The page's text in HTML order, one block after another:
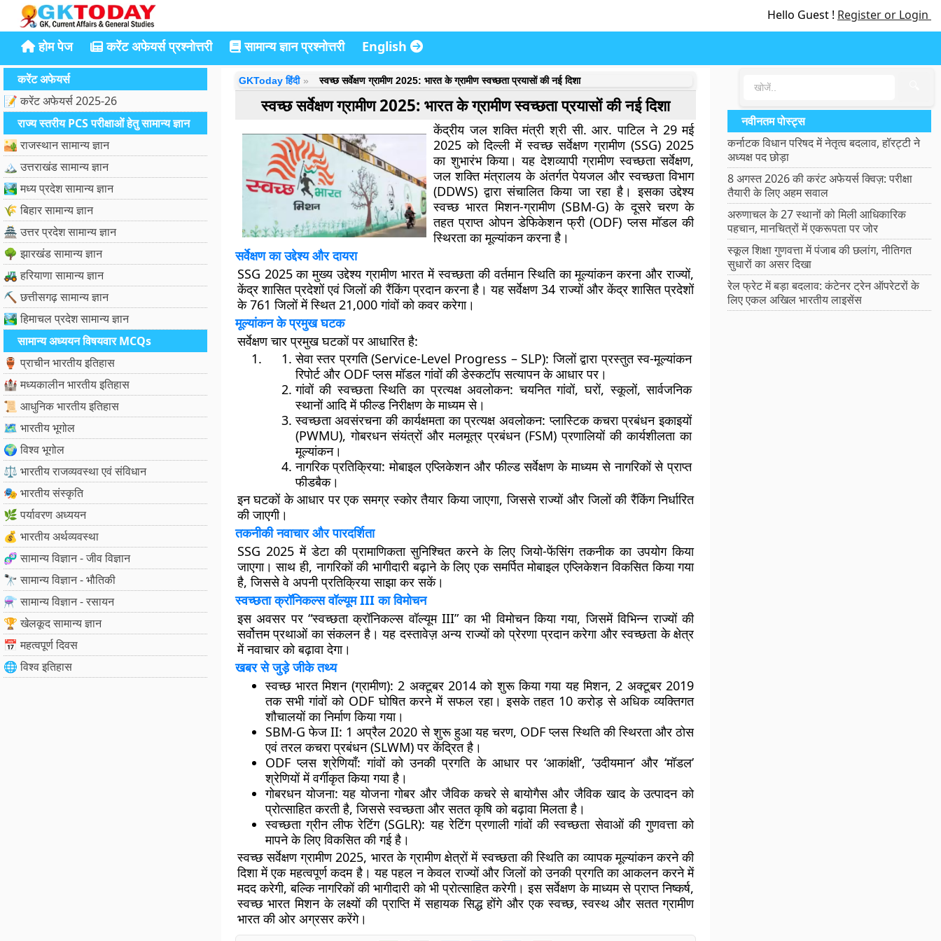
Hello Guest ! Register or Login
होम पेज करेंट अफेयर्स प्रश्नोत्तरी सामान्य ज्ञान प्रश्नोत्तरी English
करेंट अफेयर्स
📝 करेंट अफेयर्स 2025-26
राज्य स्तरीय PCS परीक्षाओं हेतु सामान्य ज्ञान
🏜️ राजस्थान सामान्य ज्ञान
🏔️ उत्तराखंड सामान्य ज्ञान
🏞️ मध्य प्रदेश सामान्य ज्ञान
🌾 बिहार सामान्य ज्ञान
🏯 उत्तर प्रदेश सामान्य ज्ञान
🌳 झारखंड सामान्य ज्ञान
🚜 हरियाणा सामान्य ज्ञान
⛏️ छत्तीसगढ़ सामान्य ज्ञान
🏞️ हिमाचल प्रदेश सामान्य ज्ञान
सामान्य अध्ययन विषयवार MCQs
🏺 प्राचीन भारतीय इतिहास
🏰 मध्यकालीन भारतीय इतिहास
📜 आधुनिक भारतीय इतिहास
🗺️ भारतीय भूगोल
🌍 विश्व भूगोल
⚖️ भारतीय राजव्यवस्था एवं संविधान
🎭 भारतीय संस्कृति
🌿 पर्यावरण अध्ययन
💰 भारतीय अर्थव्यवस्था
🧬 सामान्य विज्ञान - जीव विज्ञान
🔭 सामान्य विज्ञान - भौतिकी
⚗️ सामान्य विज्ञान - रसायन
🏆 खेलकूद सामान्य ज्ञान
📅 महत्वपूर्ण दिवस
🌐 विश्व इतिहास
GKToday हिंदी स्वच्छ सर्वेक्षण ग्रामीण 2025: भारत के ग्रामीण स्वच्छता प्रयासों की नई दिशा
स्वच्छ सर्वेक्षण ग्रामीण 2025: भारत के ग्रामीण स्वच्छता प्रयासों की नई दिशा
केंद्रीय जल शक्ति मंत्री श्री सी. आर. पाटिल ने 29 मई
2025 को दिल्ली में स्वच्छ सर्वेक्षण ग्रामीण (SSG) 2025
का शुभारंभ किया। यह देशव्यापी ग्रामीण स्वच्छता सर्वेक्षण,
जल शक्ति मंत्रालय के अंतर्गत पेयजल और स्वच्छता विभाग
(DDWS) द्वारा संचालित किया जा रहा है। इसका उद्देश्य
स्वच्छ भारत मिशन-ग्रामीण (SBM-G) के दूसरे चरण के
तहत प्राप्त ओपन डेफिकेशन फ्री (ODF) प्लस मॉडल की
स्थिरता का मूल्यांकन करना है।
सर्वेक्षण का उद्देश्य और दायरा
SSG 2025 का मुख्य उद्देश्य ग्रामीण भारत में स्वच्छता की वर्तमान स्थिति का मूल्यांकन करना और राज्यों,
केंद्र शासित प्रदेशों एवं जिलों की रैंकिंग प्रदान करना है। यह सर्वेक्षण 34 राज्यों और केंद्र शासित प्रदेशों
के 761 जिलों में स्थित 21,000 गांवों को कवर करेगा।
मूल्यांकन के प्रमुख घटक
सर्वेक्षण चार प्रमुख घटकों पर आधारित है:
सेवा स्तर प्रगति (Service-Level Progress – SLP): जिलों द्वारा प्रस्तुत स्व-मूल्यांकन
रिपोर्ट और ODF प्लस मॉडल गांवों की डेस्कटॉप सत्यापन के आधार पर।
गांवों की स्वच्छता स्थिति का प्रत्यक्ष अवलोकन: चयनित गांवों, घरों, स्कूलों, सार्वजनिक
स्थानों आदि में फील्ड निरीक्षण के माध्यम से।
स्वच्छता अवसंरचना की कार्यक्षमता का प्रत्यक्ष अवलोकन: प्लास्टिक कचरा प्रबंधन इकाइयों
(PWMU), गोबरधन संयंत्रों और मलमूत्र प्रबंधन (FSM) प्रणालियों की कार्यशीलता का
मूल्यांकन।
नागरिक प्रतिक्रिया: मोबाइल एप्लिकेशन और फील्ड सर्वेक्षण के माध्यम से नागरिकों से प्राप्त
फीडबैक।
इन घटकों के आधार पर एक समग्र स्कोर तैयार किया जाएगा, जिससे राज्यों और जिलों की रैंकिंग निर्धारित
की जाएगी।
तकनीकी नवाचार और पारदर्शिता
SSG 2025 में डेटा की प्रामाणिकता सुनिश्चित करने के लिए जियो-फेंसिंग तकनीक का उपयोग किया
जाएगा। साथ ही, नागरिकों की भागीदारी बढ़ाने के लिए एक समर्पित मोबाइल एप्लिकेशन विकसित किया गया
है, जिससे वे अपनी प्रतिक्रिया साझा कर सकें।
स्वच्छता क्रॉनिकल्स वॉल्यूम III का विमोचन
इस अवसर पर “स्वच्छता क्रॉनिकल्स वॉल्यूम III” का भी विमोचन किया गया, जिसमें विभिन्न राज्यों की
सर्वोत्तम प्रथाओं का संकलन है। यह दस्तावेज़ अन्य राज्यों को प्रेरणा प्रदान करेगा और स्वच्छता के क्षेत्र
में नवाचार को बढ़ावा देगा।
खबर से जुड़े जीके तथ्य
स्वच्छ भारत मिशन (ग्रामीण): 2 अक्टूबर 2014 को शुरू किया गया यह मिशन, 2 अक्टूबर 2019
तक सभी गांवों को ODF घोषित करने में सफल रहा। इसके तहत 10 करोड़ से अधिक व्यक्तिगत
शौचालयों का निर्माण किया गया।
SBM-G फेज II: 1 अप्रैल 2020 से शुरू हुआ यह चरण, ODF प्लस स्थिति की स्थिरता और ठोस
एवं तरल कचरा प्रबंधन (SLWM) पर केंद्रित है।
ODF प्लस श्रेणियाँ: गांवों को उनकी प्रगति के आधार पर ‘आकांक्षी’, ‘उदीयमान’ और ‘मॉडल’
श्रेणियों में वर्गीकृत किया गया है।
गोबरधन योजना: यह योजना गोबर और जैविक कचरे से बायोगैस और जैविक खाद के उत्पादन को
प्रोत्साहित करती है, जिससे स्वच्छता और सतत कृषि को बढ़ावा मिलता है।
स्वच्छता ग्रीन लीफ रेटिंग (SGLR): यह रेटिंग प्रणाली गांवों की स्वच्छता सेवाओं की गुणवत्ता को
मापने के लिए विकसित की गई है।
स्वच्छ सर्वेक्षण ग्रामीण 2025, भारत के ग्रामीण क्षेत्रों में स्वच्छता की स्थिति का व्यापक मूल्यांकन करने की
दिशा में एक महत्वपूर्ण कदम है। यह पहल न केवल राज्यों और जिलों को उनकी प्रगति का आकलन करने में
मदद करेगी, बल्कि नागरिकों की भागीदारी को भी प्रोत्साहित करेगी। इस सर्वेक्षण के माध्यम से प्राप्त निष्कर्ष,
स्वच्छ भारत मिशन के लक्ष्यों की प्राप्ति में सहायक सिद्ध होंगे और एक स्वच्छ, स्वस्थ और सतत ग्रामीण
भारत की ओर अग्रसर करेंगे।
नवीनतम पोस्ट्स
कर्नाटक विधान परिषद में नेतृत्व बदलाव, हॉरट्टी ने
अध्यक्ष पद छोड़ा
8 अगस्त 2026 की करंट अफेयर्स क्विज़: परीक्षा
तैयारी के लिए अहम सवाल
अरुणाचल के 27 स्थानों को मिली आधिकारिक
पहचान, मानचित्रों में एकरूपता पर जोर
स्कूल शिक्षा गुणवत्ता में पंजाब की छलांग, नीतिगत
सुधारों का असर दिखा
रेल फ्रेट में बड़ा बदलाव: कंटेनर ट्रेन ऑपरेटरों के
लिए एकल अखिल भारतीय लाइसेंस